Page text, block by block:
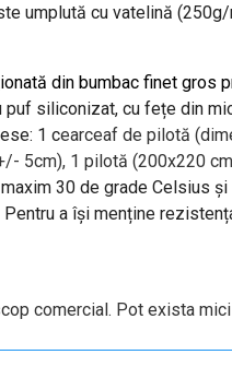
umplută cu vatelină
din bumbac finet gros
puf siliconizat, cu fețe din
1 cearceaf de pilotă
5cm), 1 pilotă (200x220
30 de grade Celsius
a își menține
comercial. Pot exista